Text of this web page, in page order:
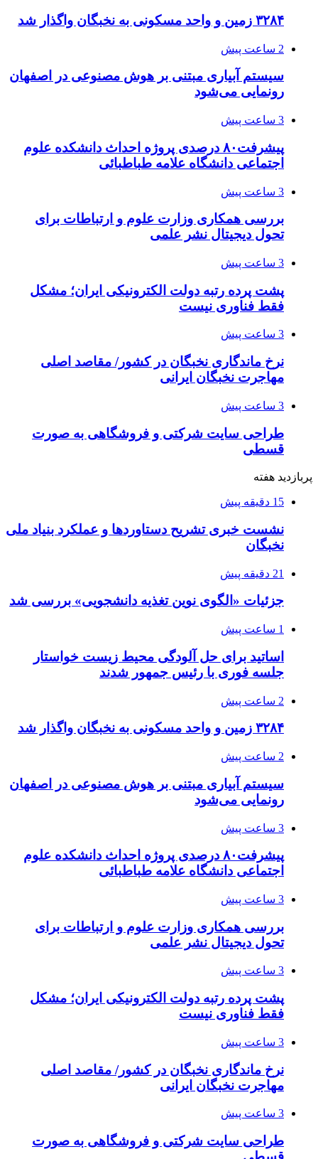
۳۲۸۴ زمین و واحد مسکونی به نخبگان واگذار شد
2 ساعت پیش
سیستم آبیاری مبتنی بر هوش مصنوعی در اصفهان
رونمایی می‌شود
3 ساعت پیش
پیشرفت۸۰ درصدی پروژه احداث دانشکده علوم
اجتماعی دانشگاه علامه طباطبائی
3 ساعت پیش
بررسی همکاری وزارت علوم و ارتباطات برای
تحول دیجیتال نشر علمی
3 ساعت پیش
پشت پرده رتبه دولت الکترونیکی ایران؛ مشکل
فقط فناوری نیست
3 ساعت پیش
نرخ ماندگاری نخبگان در کشور/ مقاصد اصلی
مهاجرت نخبگان ایرانی
3 ساعت پیش
طراحی سایت شرکتی و فروشگاهی به صورت
قسطی
پربازدید هفته
15 دقیقه پیش
نشست خبری تشریح دستاوردها و عملکرد بنیاد ملی
نخبگان
21 دقیقه پیش
جزئیات «الگوی نوین تغذیه دانشجویی» بررسی شد
1 ساعت پیش
اساتید برای حل آلودگی محیط زیست خواستار
جلسه فوری با رئیس جمهور شدند
2 ساعت پیش
۳۲۸۴ زمین و واحد مسکونی به نخبگان واگذار شد
2 ساعت پیش
سیستم آبیاری مبتنی بر هوش مصنوعی در اصفهان
رونمایی می‌شود
3 ساعت پیش
پیشرفت۸۰ درصدی پروژه احداث دانشکده علوم
اجتماعی دانشگاه علامه طباطبائی
3 ساعت پیش
بررسی همکاری وزارت علوم و ارتباطات برای
تحول دیجیتال نشر علمی
3 ساعت پیش
پشت پرده رتبه دولت الکترونیکی ایران؛ مشکل
فقط فناوری نیست
3 ساعت پیش
نرخ ماندگاری نخبگان در کشور/ مقاصد اصلی
مهاجرت نخبگان ایرانی
3 ساعت پیش
طراحی سایت شرکتی و فروشگاهی به صورت